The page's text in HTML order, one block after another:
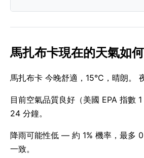
馬扎布卡現在的天氣如
馬扎布卡 今晚舒適，15°C，晴朗。
目前空氣品質良好（美國 EPA 指
24 分鐘。
降雨可能性低 — 約 1% 機率，最多
一致。